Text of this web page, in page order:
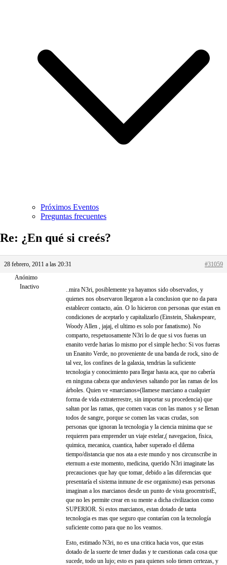
Próximos Eventos
Preguntas frecuentes
Re: ¿En qué si creés?
28 febrero, 2011 a las 20:31
#31059
Anónimo
Inactivo
..mira N3ri, posiblemente ya hayamos sido observados, y
quienes nos observaron llegaron a la conclusion que no da para
establecer contacto, aún. O lo hicieron con personas que estan en
condiciones de aceptarlo y capitalizarlo (Einstein, Shakespeare,
Woody Allen , jajaj, el ultimo es solo por fanatismo). No
comparto, respetuosamente N3ri lo de que si vos fueras un
enanito verde harias lo mismo por el simple hecho: Si vos fueras
un Enanito Verde, no proveniente de una banda de rock, sino de
tal vez, los confines de la galaxia, tendrias la suficiente
tecnologia y conocimiento para llegar hasta aca, que no cabería
en ninguna cabeza que anduvieses saltando por las ramas de los
árboles. Quien ve «marcianos»(llamese marciano a cualquier
forma de vida extraterrestre, sin importar su procedencia) que
saltan por las ramas, que comen vacas con las manos y se llenan
todos de sangre, porque se comen las vacas crudas, son
personas que ignoran la tecnologia y la ciencia minima que se
requieren para emprender un viaje estelar,( navegacion, fisica,
quimica, mecanica, cuantica, haber superado el dilema
tiempo/distancia que nos ata a este mundo y nos circunscribe in
eternum a este momento, medicina, querido N3ri imaginate las
precauciones que hay que tomar, debido a las diferencias que
presentaría el sistema inmune de ese organismo) esas personas
imaginan a los marcianos desde un punto de vista geocentristE,
que no les permite crear en su mente a dicha civilizacion como
SUPERIOR. Si estos marcianos, estan dotado de tanta
tecnologia es mas que seguro que contarían con la tecnología
suficiente como para que no los veamos.
Esto, estimado N3ri, no es una critica hacia vos, que estas
dotado de la suerte de tener dudas y te cuestionas cada cosa que
sucede, todo un lujo; esto es para quienes solo tienen certezas, y